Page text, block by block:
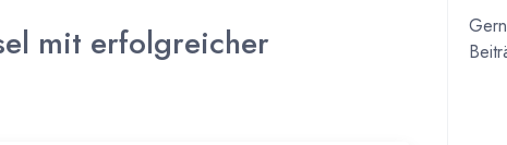
mit erfolgreicher